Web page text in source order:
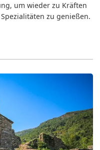
um wieder zu Kräften
zu genießen.